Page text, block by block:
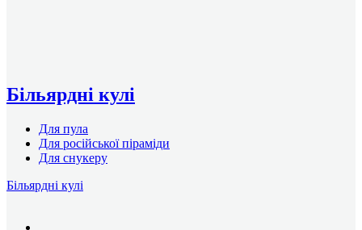
Більярдні кулі
Для пула
Для російської піраміди
Для снукеру
Більярдні кулі